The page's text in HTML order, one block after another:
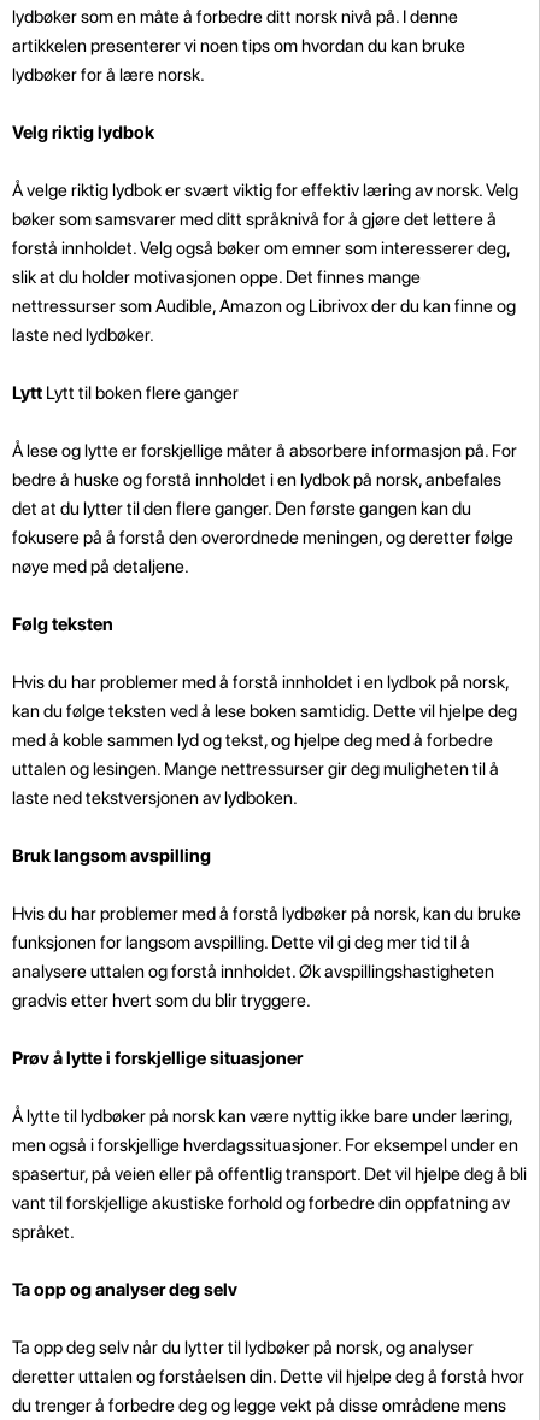
lydbøker som en måte å forbedre ditt norsk nivå på. I denne
artikkelen presenterer vi noen tips om hvordan du kan bruke
lydbøker for å lære norsk.
Velg riktig lydbok
Å velge riktig lydbok er svært viktig for effektiv læring av norsk. Velg
bøker som samsvarer med ditt språknivå for å gjøre det lettere å
forstå innholdet. Velg også bøker om emner som interesserer deg,
slik at du holder motivasjonen oppe. Det finnes mange
nettressurser som Audible, Amazon og Librivox der du kan finne og
laste ned lydbøker.
Lytt Lytt til boken flere ganger
Å lese og lytte er forskjellige måter å absorbere informasjon på. For
bedre å huske og forstå innholdet i en lydbok på norsk, anbefales
det at du lytter til den flere ganger. Den første gangen kan du
fokusere på å forstå den overordnede meningen, og deretter følge
nøye med på detaljene.
Følg teksten
Hvis du har problemer med å forstå innholdet i en lydbok på norsk,
kan du følge teksten ved å lese boken samtidig. Dette vil hjelpe deg
med å koble sammen lyd og tekst, og hjelpe deg med å forbedre
uttalen og lesingen. Mange nettressurser gir deg muligheten til å
laste ned tekstversjonen av lydboken.
Bruk langsom avspilling
Hvis du har problemer med å forstå lydbøker på norsk, kan du bruke
funksjonen for langsom avspilling. Dette vil gi deg mer tid til å
analysere uttalen og forstå innholdet. Øk avspillingshastigheten
gradvis etter hvert som du blir tryggere.
Prøv å lytte i forskjellige situasjoner
Å lytte til lydbøker på norsk kan være nyttig ikke bare under læring,
men også i forskjellige hverdagssituasjoner. For eksempel under en
spasertur, på veien eller på offentlig transport. Det vil hjelpe deg å bli
vant til forskjellige akustiske forhold og forbedre din oppfatning av
språket.
Ta opp og analyser deg selv
Ta opp deg selv når du lytter til lydbøker på norsk, og analyser
deretter uttalen og forståelsen din. Dette vil hjelpe deg å forstå hvor
du trenger å forbedre deg og legge vekt på disse områdene mens